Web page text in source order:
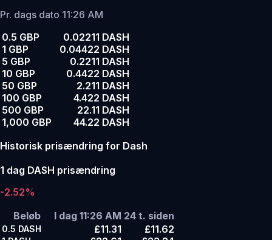
Pr. dags dato 11:26 AM
0.5 GBP
0.02211 DASH
1 GBP
0.04422 DASH
5 GBP
0.2211 DASH
10 GBP
0.4422 DASH
50 GBP
2.211 DASH
100 GBP
4.422 DASH
500 GBP
22.11 DASH
1,000 GBP
44.22 DASH
Historisk prisændring for Dash
1 dag DASH prisændring
-2.52%
Beløb
I dag 11:26 AM 24 t. siden
0.5 DASH £11.31 £11.62